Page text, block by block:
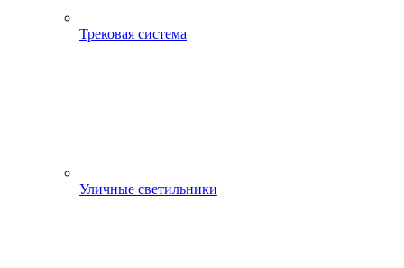
Трековая система
Уличные светильники